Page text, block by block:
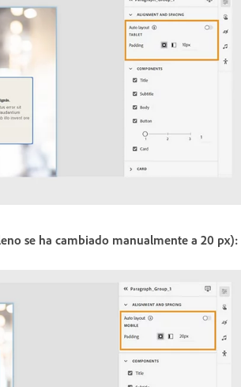
se ha cambiado manualmente a 20 px):